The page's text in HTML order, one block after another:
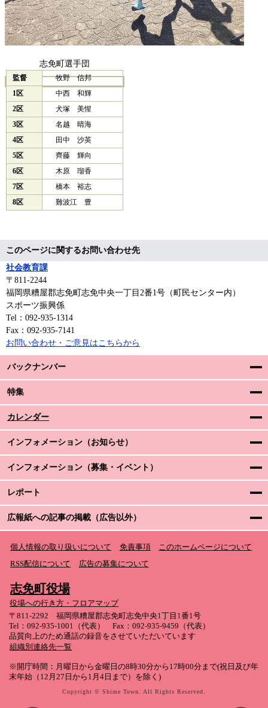
バックナンバー
特集
カレンダー
インフォメーション（お知らせ）
インフォメーション（募集・イベント）
レポート
広報紙への記事の掲載（広告以外）
志免町選手団
監督
牧野 信邦
1区
中西 和輝
2区
犬塚 美惺
3区
名越 晴海
4区
田中 沙英
5区
齊藤 輝向
6区
木原 瑠香
7区
橋本 裕志
8区
難波江 豊
このページに関するお問い合わせ先
社会教育課
〒811-2244
福岡県糟屋郡志免町志免中央一丁目2番1号（町民センター内）
スポーツ振興係
Tel：092-935-1314
Fax：092-935-7141
お問い合わせ・ご意見はこちらから
個人情報の取り扱いについて 免責事項
このホームページについて
RSS配信について
広告の募集について
志免町役場
役場への行き方・フロアマップ
〒811-2292 福岡県糟屋郡志免町志免中央1丁目1番1号
Tel：092-935-1001（代表） Fax：092-935-9459（代表）
品質向上のため通話の録音をさせていただいています
組織別連絡先一覧
※開庁時間：月曜日から金曜日の8時30分から17時00分まで(祝日及び年
末年始（12月27日から1月4日まで）を除く)
Copyright © Shime Town. All Rights Reserved.